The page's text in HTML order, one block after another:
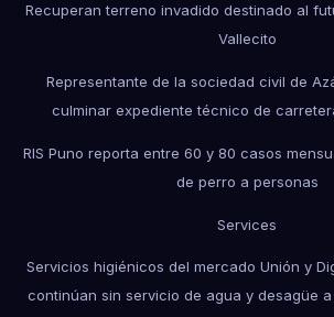
Recuperan terreno invadido destinado al
Vallecito
Representante de la sociedad civil de
culminar expediente técnico de
RIS Puno reporta entre 60 y 80 casos
de perro a personas
Services
Servicios higiénicos del mercado Unión y
continúan sin servicio de agua y desagüe